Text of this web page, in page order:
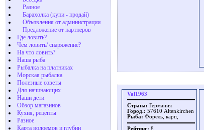
Разное
Барахолка (купи - продай)
Объявления от администрации
Предложение от партнеров
Где ловить?
Чем ловить/ снаряжение?
На что ловить?
Наша рыба
Рыбалка на платниках
Морская рыбалка
Полезные советы
Для начинающих
Наши дети
Обзор магазинов
Кухня, рецепты
Разное
Карта водоемов и глубин
Val1963
Страна: Германия
Город.: 57610 Altenkirchen
Рыба: Форель, карп,
Рейтинг: 8